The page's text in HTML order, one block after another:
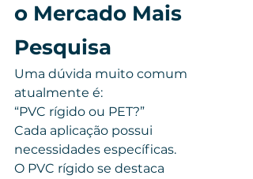
o Mercado Mais
Pesquisa
Uma dúvida muito comum
atualmente é:
“PVC rígido ou PET?”
Cada aplicação possui
necessidades específicas.
O PVC rígido se destaca